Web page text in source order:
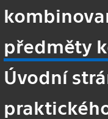
předměty
Úvodní